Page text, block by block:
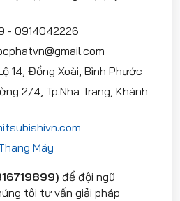
- 0914042226
14, Đồng Xoài, Bình Phước
2/4, Tp.Nha Trang, Khánh
Máy
để đội ngũ
tôi tư vấn giải pháp